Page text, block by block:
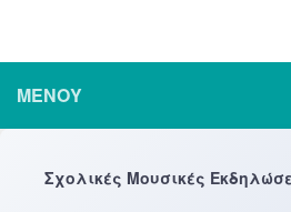
ΜΕΝΟΎ
Σχολικές Μουσικές